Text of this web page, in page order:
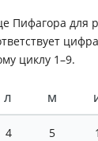
Пифагора для
циклу 1–9.
Л М
4 5 1